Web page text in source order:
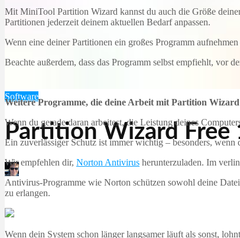
Software
Partition Wizard Free
Dezember 5, 2025
Mit MiniTool Partition Wizard kannst du auch die Größe
Partitionen jederzeit deinem aktuellen Bedarf anpassen.
Wenn eine deiner Partitionen ein großes Programm
Beachte außerdem, dass das Programm selbst empfiehlt, vor
Weitere Programme, die deine Arbeit mit Partition Wizard
Wenn du gerade daran arbeitest, die Leistung deines
Ein zuverlässiger Schutz ist immer wichtig – besonders,
Wir empfehlen dir, Norton Antivirus herunterzuladen. Im
Antivirus-Programme wie Norton schützen sowohl deine
zu erlangen.
Wenn dein System schon länger langsamer läuft als sonst,